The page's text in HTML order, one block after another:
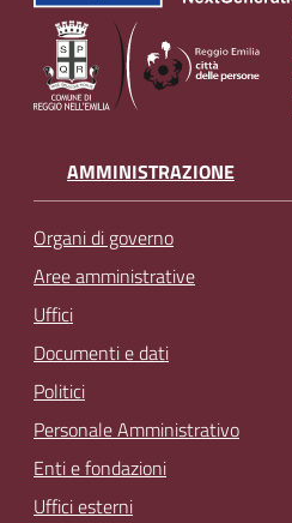
AMMINISTRAZIONE
Organi di governo
Aree amministrative
Uffici
Documenti e dati
Politici
Personale Amministrativo
Enti e fondazioni
Uffici esterni